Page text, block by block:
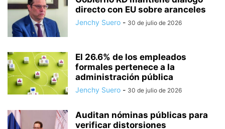
directo con EU sobre aranceles
Jenchy Suero - 30 de julio de 2026
El 26.6% de los empleados
formales pertenece a la
administración pública
Jenchy Suero - 30 de julio de 2026
Auditan nóminas públicas para
verificar distorsiones